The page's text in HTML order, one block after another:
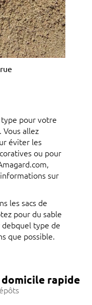
pour votre
allez
éviter les
ou pour
sur
les sacs de
pour du sable
debquel type de
que possible.
rapide